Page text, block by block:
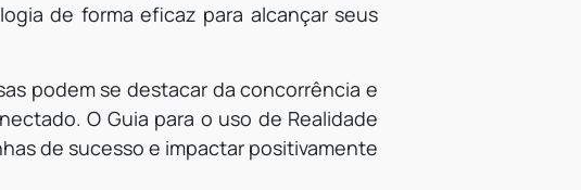
de forma eficaz para alcançar seus
podem se destacar da concorrência e
O Guia para o uso de Realidade
de sucesso e impactar positivamente